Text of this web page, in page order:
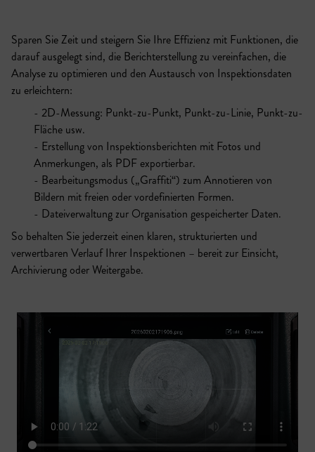
Sparen Sie Zeit und steigern Sie Ihre Effizienz mit Funktionen, die
darauf ausgelegt sind, die Berichterstellung zu vereinfachen, die
Analyse zu optimieren und den Austausch von Inspektionsdaten
zu erleichtern:
2D-Messung: Punkt-zu-Punkt, Punkt-zu-Linie, Punkt-zu-
Fläche usw.
Erstellung von Inspektionsberichten mit Fotos und
Anmerkungen, als PDF exportierbar.
Bearbeitungsmodus („Graffiti“) zum Annotieren von
Bildern mit freien oder vordefinierten Formen.
Dateiverwaltung zur Organisation gespeicherter Daten.
So behalten Sie jederzeit einen klaren, strukturierten und
verwertbaren Verlauf Ihrer Inspektionen – bereit zur Einsicht,
Archivierung oder Weitergabe.